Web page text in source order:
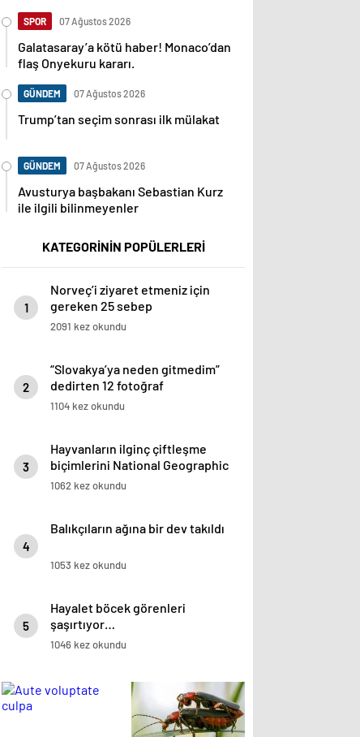
SPOR 07 Ağustos 2026
Galatasaray’a kötü haber! Monaco’dan
flaş Onyekuru kararı.
GÜNDEM 07 Ağustos 2026
Trump’tan seçim sonrası ilk mülakat
GÜNDEM 07 Ağustos 2026
Avusturya başbakanı Sebastian Kurz
ile ilgili bilinmeyenler
KATEGORİNİN POPÜLERLERİ
1
Norveç’i ziyaret etmeniz için
gereken 25 sebep
2091 kez okundu
2
“Slovakya’ya neden gitmedim”
dedirten 12 fotoğraf
1104 kez okundu
3
Hayvanların ilginç çiftleşme
biçimlerini National Geographic
görüntüledi.
1062 kez okundu
4
Balıkçıların ağına bir dev takıldı
1053 kez okundu
5
Hayalet böcek görenleri
şaşırtıyor…
1046 kez okundu